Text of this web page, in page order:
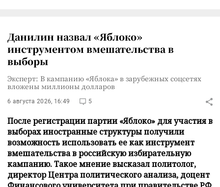
Данилин назвал «Яблоко»
инструментом вмешательства в
выборы
Эксперт: В кампанию «Яблока» в зарубежных соцсетях
вложены миллионы долларов
6 августа 2026, 16:49 5
После регистрации партии «Яблоко» для участия в
выборах иностранные структуры получили
возможность использовать ее как инструмент
вмешательства в российскую избирательную
кампанию. Такое мнение высказал политолог,
директор Центра политического анализа, доцент